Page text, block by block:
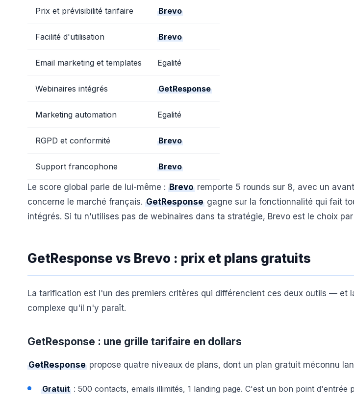
Prix et prévisibilité tarifaire Brevo
Facilité d'utilisation Brevo
Email marketing et templates Egalité
Webinaires intégrés GetResponse
Marketing automation Egalité
RGPD et conformité Brevo
Support francophone Brevo
Le score global parle de lui-même : Brevo remporte 5 rounds sur 8, avec un
concerne le marché français. GetResponse gagne sur la fonctionnalité qui fait
intégrés. Si tu n'utilises pas de webinaires dans ta stratégie, Brevo est le choix
GetResponse vs Brevo : prix et plans gratuits
La tarification est l'un des premiers critères qui différencient ces deux outils — et
complexe qu'il n'y paraît.
GetResponse : une grille tarifaire en dollars
GetResponse propose quatre niveaux de plans, dont un plan gratuit méconnu
Gratuit : 500 contacts, emails illimités, 1 landing page. C'est un bon point d'entrée